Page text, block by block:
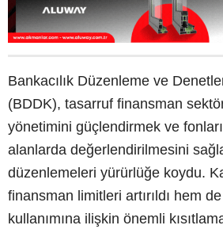
Bankacılık Düzenleme ve
(BDDK), tasarruf finansman
yönetimini güçlendirmek ve
alanlarda değerlendirilmesini
düzenlemeleri yürürlüğe koydu.
finansman limitleri artırıldı hem
kullanımına ilişkin önemli